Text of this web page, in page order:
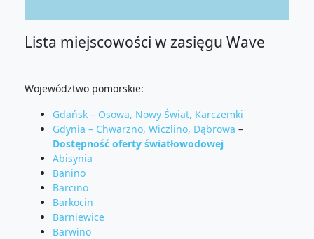
Lista miejscowości w zasięgu Wave
Województwo pomorskie:
Gdańsk – Osowa, Nowy Świat, Karczemki
Gdynia – Chwarzno, Wiczlino, Dąbrowa –
Dostępność oferty światłowodowej
Abisynia
Banino
Barcino
Barkocin
Barniewice
Barwino